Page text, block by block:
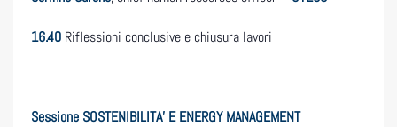
16.40 Riflessioni conclusive e chiusura lavori
Sessione SOSTENIBILITA’ E ENERGY MANAGEMENT